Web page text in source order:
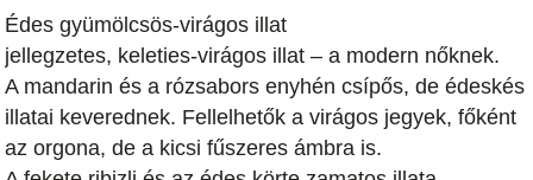
Édes gyümölcsös-virágos illat
jellegzetes, keleties-virágos illat – a modern nőknek.
A mandarin és a rózsabors enyhén csípős, de édeskés
illatai keverednek. Fellelhetők a virágos jegyek, főként
az orgona, de a kicsi fűszeres ámbra is.